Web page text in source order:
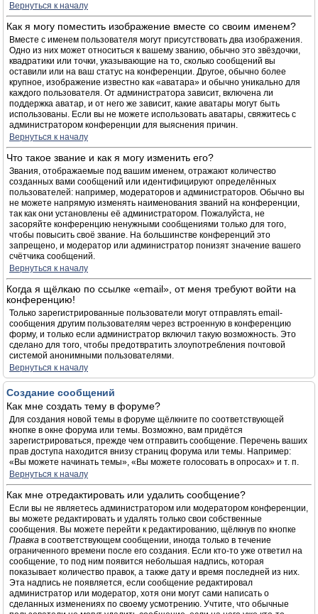
Вернуться к началу
Как я могу поместить изображение вместе со своим именем?
Вместе с именем пользователя могут присутствовать два изображения.
Одно из них может относиться к вашему званию, обычно это звёздочки,
квадратики или точки, указывающие на то, сколько сообщений вы
оставили или на ваш статус на конференции. Другое, обычно более
крупное, изображение известно как «аватара» и обычно уникально для
каждого пользователя. От администратора зависит, включена ли
поддержка аватар, и от него же зависит, какие аватары могут быть
использованы. Если вы не можете использовать аватары, свяжитесь с
администратором конференции для выяснения причин.
Вернуться к началу
Что такое звание и как я могу изменить его?
Звания, отображаемые под вашим именем, отражают количество
созданных вами сообщений или идентифицируют определённых
пользователей: например, модераторов и администраторов. Обычно вы
не можете напрямую изменять наименования званий на конференции,
так как они установлены её администратором. Пожалуйста, не
засоряйте конференцию ненужными сообщениями только для того,
чтобы повысить своё звание. На большинстве конференций это
запрещено, и модератор или администратор понизят значение вашего
счётчика сообщений.
Вернуться к началу
Когда я щёлкаю по ссылке «email», от меня требуют войти на
конференцию!
Только зарегистрированные пользователи могут отправлять email-
сообщения другим пользователям через встроенную в конференцию
форму, и только если администратор включил такую возможность. Это
сделано для того, чтобы предотвратить злоупотребления почтовой
системой анонимными пользователями.
Вернуться к началу
Создание сообщений
Как мне создать тему в форуме?
Для создания новой темы в форуме щёлкните по соответствующей
кнопке в окне форума или темы. Возможно, вам придётся
зарегистрироваться, прежде чем отправить сообщение. Перечень ваших
прав доступа находится внизу страниц форума или темы. Например:
«Вы можете начинать темы», «Вы можете голосовать в опросах» и т. п.
Вернуться к началу
Как мне отредактировать или удалить сообщение?
Если вы не являетесь администратором или модератором конференции,
вы можете редактировать и удалять только свои собственные
сообщения. Вы можете перейти к редактированию, щёлкнув по кнопке
Правка в соответствующем сообщении, иногда только в течение
ограниченного времени после его создания. Если кто-то уже ответил на
сообщение, то под ним появится небольшая надпись, которая
показывает количество правок, а также дату и время последней из них.
Эта надпись не появляется, если сообщение редактировал
администратор или модератор, хотя они могут сами написать о
сделанных изменениях по своему усмотрению. Учтите, что обычные